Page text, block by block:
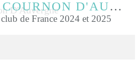
BMX CLUB COURNON D'AUVERGNE
de France 2024 et 2025